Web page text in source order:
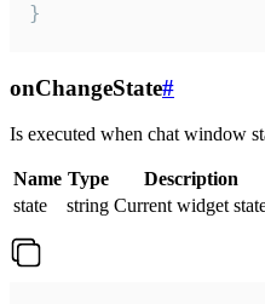
}
onChangeState#
Is executed when chat window
Name Type
Description
state
string Current widget